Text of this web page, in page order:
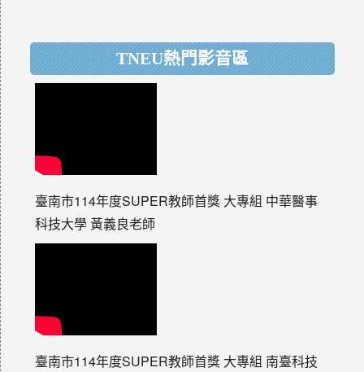
TNEU熱門影音區
臺南市114年度SUPER教師首獎 大專組 中華醫事
科技大學 黃義良老師
臺南市114年度SUPER教師首獎 大專組 南臺科技